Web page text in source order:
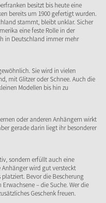
besitzt bis heute eine
bereits um 1900 gefertigt wurden.
stammt, bleibt unklar. Sicher
eine feste Rolle in der
in Deutschland immer mehr
Sie wird in vielen
mit Glitzer oder Schnee. Auch die
Modellen bis hin zu
oder anderen Anhängern wirkt
gerade darin liegt ihr besonderer
sondern erfüllt auch eine
wird gut versteckt
Bevor die Bescherung
– die Suche. Wer die
Geschenk freuen.